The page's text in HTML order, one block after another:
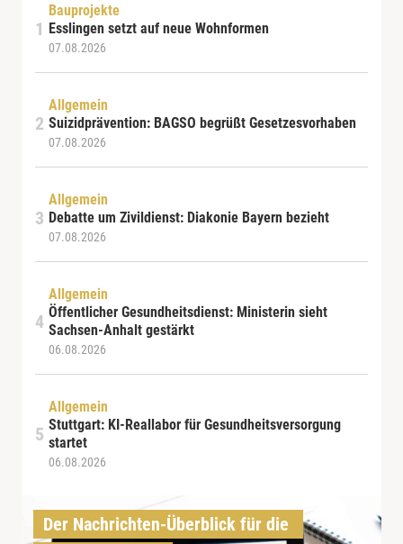
Bauprojekte
Esslingen setzt auf neue Wohnformen
07.08.2026
Allgemein
Suizidprävention: BAGSO begrüßt Gesetzesvorhaben
07.08.2026
Allgemein
Debatte um Zivildienst: Diakonie Bayern bezieht
07.08.2026
Allgemein
Öffentlicher Gesundheitsdienst: Ministerin sieht
Sachsen-Anhalt gestärkt
06.08.2026
Allgemein
Stuttgart: KI-Reallabor für Gesundheitsversorgung
startet
06.08.2026
Der Nachrichten-Überblick für die